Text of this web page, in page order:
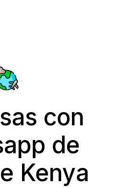
con
de
Kenya